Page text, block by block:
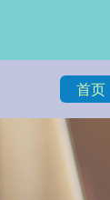
首页